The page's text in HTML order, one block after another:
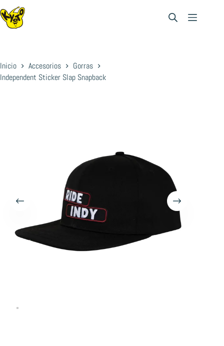
Saltar
al
contenido
Inicio Accesorios
Gorras
Independent Sticker Slap Snapback